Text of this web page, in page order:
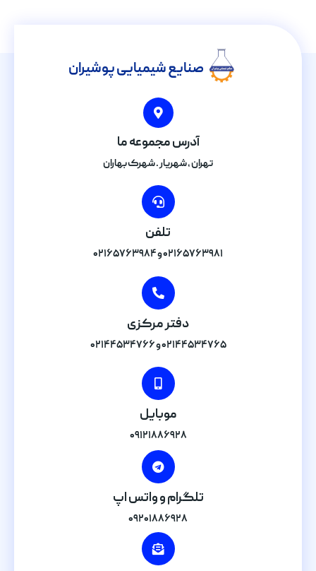
صنایع شیمیایی پوشیران
آدرس مجموعه ما
تهران , شهریار . شهرک بهاران
تلفن
۰۲۱۶۵۷۶۳۹۸۱ و ۰۲۱۶۵۷۶۳۹۸۴
دفتر مرکزی
۰۲۱۴۴۵۳۴۷۶۵ و ۰۲۱۴۴۵۳۴۷۶۶
موبایل
۰۹۱۲۱۸۸۶۹۲۸
تلگرام و واتس اپ
۰۹۲۰۱۸۸۶۹۲۸